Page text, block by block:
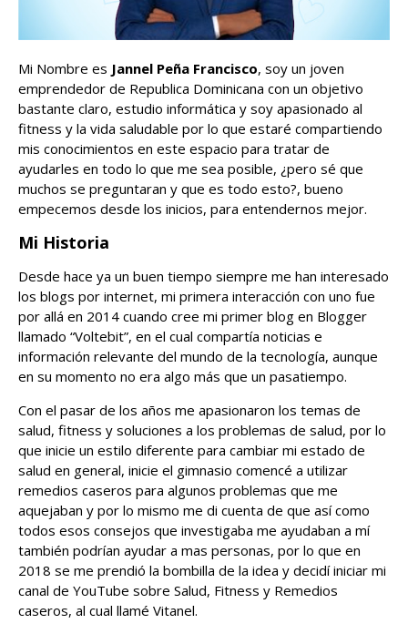
Mi Nombre es Jannel Peña Francisco, soy un joven
emprendedor de Republica Dominicana con un objetivo
bastante claro, estudio informática y soy apasionado al
fitness y la vida saludable por lo que estaré compartiendo
mis conocimientos en este espacio para tratar de
ayudarles en todo lo que me sea posible, ¿pero sé que
muchos se preguntaran y que es todo esto?, bueno
empecemos desde los inicios, para entendernos mejor.
Mi Historia
Desde hace ya un buen tiempo siempre me han interesado
los blogs por internet, mi primera interacción con uno fue
por allá en 2014 cuando cree mi primer blog en Blogger
llamado “Voltebit”, en el cual compartía noticias e
información relevante del mundo de la tecnología, aunque
en su momento no era algo más que un pasatiempo.
Con el pasar de los años me apasionaron los temas de
salud, fitness y soluciones a los problemas de salud, por lo
que inicie un estilo diferente para cambiar mi estado de
salud en general, inicie el gimnasio comencé a utilizar
remedios caseros para algunos problemas que me
aquejaban y por lo mismo me di cuenta de que así como
todos esos consejos que investigaba me ayudaban a mí
también podrían ayudar a mas personas, por lo que en
2018 se me prendió la bombilla de la idea y decidí iniciar mi
canal de YouTube sobre Salud, Fitness y Remedios
caseros, al cual llamé Vitanel.